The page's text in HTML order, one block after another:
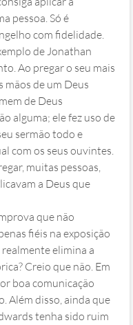
pessoa. Só é
com fidelidade.
de Jonathan
Ao pregar o seu mais
mãos de um Deus
de Deus
alguma; ele fez uso de
sermão todo e
com os seus ouvintes.
muitas pessoas,
a Deus que
que não
fiéis na exposição
realmente elimina a
Creio que não. Em
boa comunicação
Além disso, ainda que
tenha sido ruim